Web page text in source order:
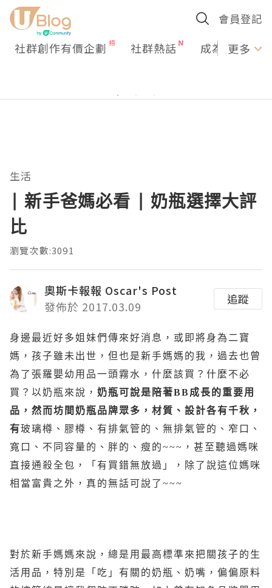
會員登記
社群創作有價企劃 社群熱話 成為U更多
生活
| 新手爸媽必看 | 奶瓶選擇大評
比
瀏覽次數:3091
奧斯卡報報 Oscar's Post
發佈於 2017.03.09
追蹤
身邊最近好多姐妹們傳來好消息，或即將身為二寶
媽，孩子雖未出世，但也是新手媽媽的我，過去也曾
為了張羅嬰幼用品一頭霧水，什麼該買？什麼不必
買？以奶瓶來說， 奶瓶可說是陪著BB成長的重要用
品，然而坊間奶瓶品牌眾多，材質、設計各有千秋，
有玻璃樽、膠樽、有排氣管的、無排氣管的、窄口、
寬口、不同容量的、胖的、瘦的~~~，甚至聽過媽咪
直接通殺全包，「有買錯無放過」，除了說這位媽咪
相當富貴之外，真的無話可說了~~~
對於新手媽媽來說，總是用最高標準來把關孩子的生
活用品，特別是「吃」有關的奶瓶、奶嘴，偏偏原料